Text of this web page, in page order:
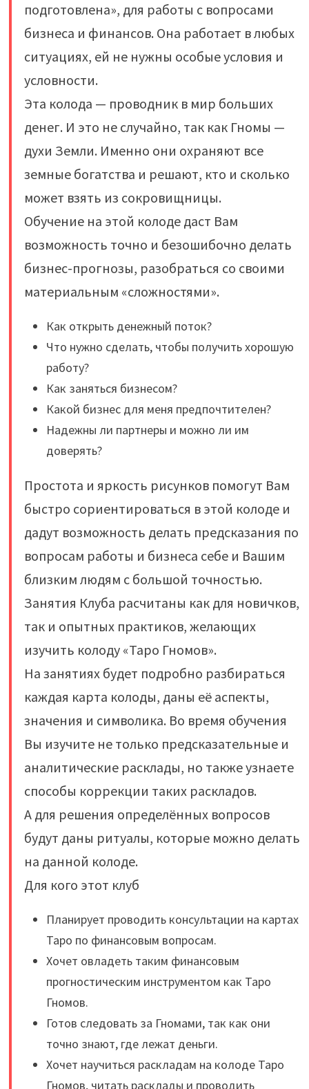
подготовлена», для работы с вопросами
бизнеса и финансов. Она работает в любых
ситуациях, ей не нужны особые условия и
условности.
Эта колода — проводник в мир больших
денег. И это не случайно, так как Гномы —
духи Земли. Именно они охраняют все
земные богатства и решают, кто и сколько
может взять из сокровищницы.
Обучение на этой колоде даст Вам
возможность точно и безошибочно делать
бизнес-прогнозы, разобраться со своими
материальным «сложностями».
Как открыть денежный поток?
Что нужно сделать, чтобы получить хорошую
работу?
Как заняться бизнесом?
Какой бизнес для меня предпочтителен?
Надежны ли партнеры и можно ли им
доверять?
Простота и яркость рисунков помогут Вам
быстро сориентироваться в этой колоде и
дадут возможность делать предсказания по
вопросам работы и бизнеса себе и Вашим
близким людям с большой точностью.
Занятия Клуба расчитаны как для новичков,
так и опытных практиков, желающих
изучить колоду «Таро Гномов».
На занятиях будет подробно разбираться
каждая карта колоды, даны её аспекты,
значения и символика. Во время обучения
Вы изучите не только предсказательные и
аналитические расклады, но также узнаете
способы коррекции таких раскладов.
А для решения определённых вопросов
будут даны ритуалы, которые можно делать
на данной колоде.
Для кого этот клуб
Планирует проводить консультации на картах
Таро по финансовым вопросам.
Хочет овладеть таким финансовым
прогностическим инструментом как Таро
Гномов.
Готов следовать за Гномами, так как они
точно знают, где лежат деньги.
Хочет научиться раскладам на колоде Таро
Гномов, читать расклады и проводить